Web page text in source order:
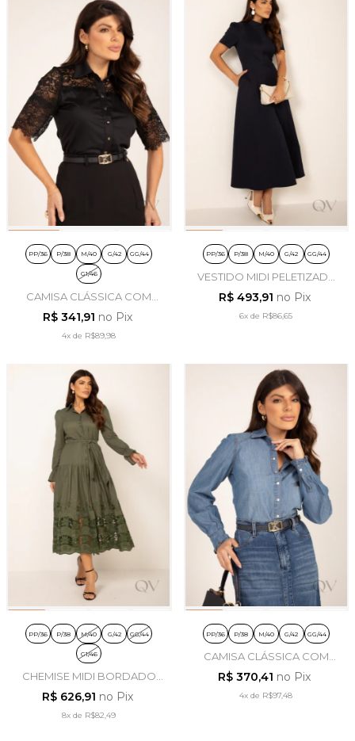
PP/36 P/38 M/40 G/42 GG/44
G1/46
CAMISA CLÁSSICA COM
RENDA EM TRICOLINE
PRETO - LEKAZIS
R$ 341,91 no Pix
4x de R$89,98
PP/36 P/38 M/40 G/42 GG/44
VESTIDO MIDI PELETIZADA
EM SARJA AZUL MARINHO -
LEKAZIS
R$ 493,91 no Pix
6x de R$86,65
PP/36 P/38 M/40 G/42 GG/44
G1/46
CHEMISE MIDI BORDADO
EM CAMBRAIA VERDE
MILITAR - LEKAZIS
R$ 626,91 no Pix
8x de R$82,49
PP/36 P/38 M/40 G/42 GG/44
CAMISA CLÁSSICA COM
FRUFRU EM JEANS DENIM -
LEKAZIS
R$ 370,41 no Pix
4x de R$97,48